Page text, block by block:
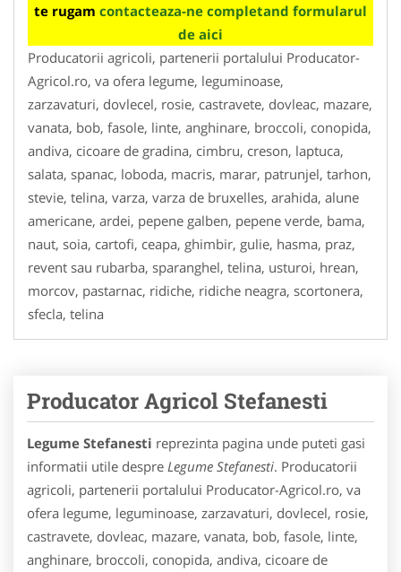
te rugam contacteaza-ne completand formularul
de aici
Producatorii agricoli, partenerii portalului Producator-
Agricol.ro, va ofera legume, leguminoase,
zarzavaturi, dovlecel, rosie, castravete, dovleac, mazare,
vanata, bob, fasole, linte, anghinare, broccoli, conopida,
andiva, cicoare de gradina, cimbru, creson, laptuca,
salata, spanac, loboda, macris, marar, patrunjel, tarhon,
stevie, telina, varza, varza de bruxelles, arahida, alune
americane, ardei, pepene galben, pepene verde, bama,
naut, soia, cartofi, ceapa, ghimbir, gulie, hasma, praz,
revent sau rubarba, sparanghel, telina, usturoi, hrean,
morcov, pastarnac, ridiche, ridiche neagra, scortonera,
sfecla, telina
Producator Agricol Stefanesti
Legume Stefanesti reprezinta pagina unde puteti gasi
informatii utile despre Legume Stefanesti. Producatorii
agricoli, partenerii portalului Producator-Agricol.ro, va
ofera legume, leguminoase, zarzavaturi, dovlecel, rosie,
castravete, dovleac, mazare, vanata, bob, fasole, linte,
anghinare, broccoli, conopida, andiva, cicoare de